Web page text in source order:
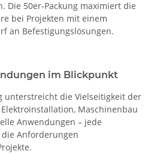
Die 50er-Packung maximiert die
bei Projekten mit einem
an Befestigungslösungen.
im Blickpunkt
unterstreicht die Vielseitigkeit der
Maschinenbau
Anwendungen – jede
Anforderungen